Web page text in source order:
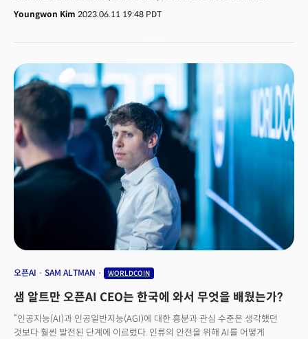
impacts across different fields. Some argue that millions of people
are expected to lose their jobs, while others believe that AI will
cryptocurrency and blockchain technology can address some of the
issues arising from AI.“Certainly, there are big questions, such as how
society will distribute access to artificial general intelligence(AGI)
systems and the benefits they offer, as well as how we will
differentiate between tasks performed by people and those
generated by machines. Currently, we do not have the answers to
any of these questions, yet” said OpenAI CEO Sam Altman in a
meetup event held on Saturday in Seoul.“Society will have to figure
out more as we go along, and if something like Worldcoin can work, I
think that's a quite interesting new tool for humanity,” he
added.While his leadership at OpenAI is widely recognized, but it is
lesser known that he also co-founded other companies. One of these
businesses is Worldcoin, which focuses on developing a system
aimed at confirming a person’s identity and offering universal basic
had to solve is every human being receive one identity and we
human beings,” said Alex, adding that they could not rely on the
existing government identity systems, which can be vulnerable to
manipulation.The OpenAI CEO co-founded Worldcoin with Alex
Youngwon Kim 2023.06.11 19:48 PDT
오픈AI SAM ALTMAN WORLDCOIN
샘 알트만 오픈AI CEO는 한국에 와서 무엇을 배웠는가?
“인공지능(AI)과 인공일반지능(AGI)에 대한 흥분과 관심 수준은 생각했던
것보다 훨씬 발전된 단계에 이르렀다. 인류의 안전을 위해 AI를 어떻게